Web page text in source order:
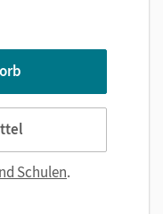
Schulen.